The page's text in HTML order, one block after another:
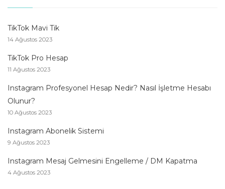
TikTok Mavi Tik
14 Ağustos 2023
TikTok Pro Hesap
11 Ağustos 2023
Instagram Profesyonel Hesap Nedir? Nasıl İşletme Hesabı
Olunur?
10 Ağustos 2023
Instagram Abonelik Sistemi
9 Ağustos 2023
Instagram Mesaj Gelmesini Engelleme / DM Kapatma
4 Ağustos 2023